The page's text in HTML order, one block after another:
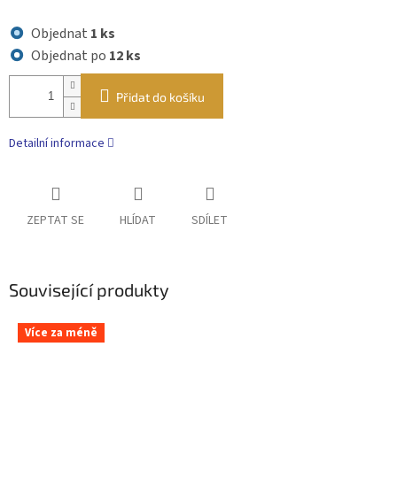
Objednat 1 ks
Objednat po 12 ks
Přidat do košíku
Detailní informace
ZEPTAT SE HLÍDAT SDÍLET
Související produkty
Více za méně